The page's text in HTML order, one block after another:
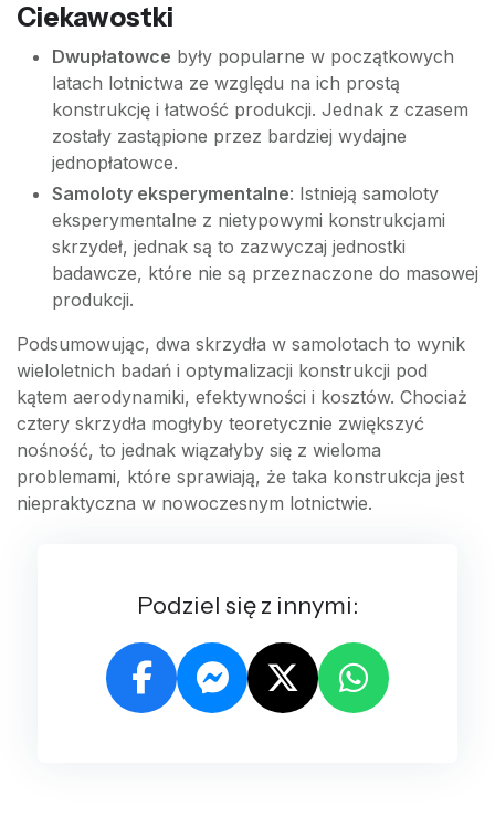
Ciekawostki
Dwupłatowce były popularne w początkowych
latach lotnictwa ze względu na ich prostą
konstrukcję i łatwość produkcji. Jednak z czasem
zostały zastąpione przez bardziej wydajne
jednopłatowce.
Samoloty eksperymentalne: Istnieją samoloty
eksperymentalne z nietypowymi konstrukcjami
skrzydeł, jednak są to zazwyczaj jednostki
badawcze, które nie są przeznaczone do masowej
produkcji.
Podsumowując, dwa skrzydła w samolotach to wynik
wieloletnich badań i optymalizacji konstrukcji pod
kątem aerodynamiki, efektywności i kosztów. Chociaż
cztery skrzydła mogłyby teoretycznie zwiększyć
nośność, to jednak wiązałyby się z wieloma
problemami, które sprawiają, że taka konstrukcja jest
niepraktyczna w nowoczesnym lotnictwie.
Podziel się z innymi: